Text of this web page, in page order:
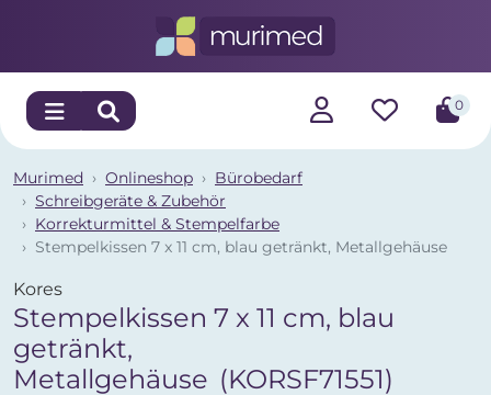
0
Murimed Onlineshop
Bürobedarf
Schreibgeräte & Zubehör
Korrekturmittel & Stempelfarbe
Stempelkissen 7 x 11 cm, blau getränkt, Metallgehäuse
Kores
Stempelkissen 7 x 11 cm, blau
getränkt,
Metallgehäuse (KORSF71551)